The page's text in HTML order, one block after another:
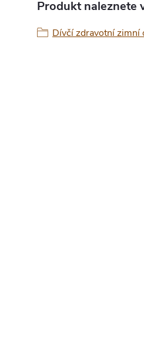
Produkt naleznete
Dívčí zdravotní zimní